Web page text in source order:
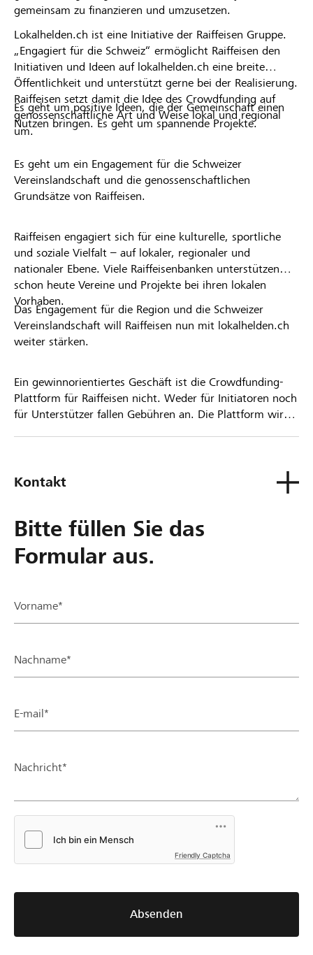
gemeinsam zu finanzieren und umzusetzen.
Lokalhelden.ch ist eine Initiative der Raiffeisen Gruppe.
„Engagiert für die Schweiz“ ermöglicht Raiffeisen den
Initiativen und Ideen auf lokalhelden.ch eine breite
Öffentlichkeit und unterstützt gerne bei der Realisierung.
Raiffeisen setzt damit die Idee des Crowdfunding auf
genossenschaftliche Art und Weise lokal und regional
um.
Es geht um positive Ideen, die der Gemeinschaft einen
Nutzen bringen. Es geht um spannende Projekte.
Es geht um ein Engagement für die Schweizer
Vereinslandschaft und die genossenschaftlichen
Grundsätze von Raiffeisen.
Raiffeisen engagiert sich für eine kulturelle, sportliche
und soziale Vielfalt – auf lokaler, regionaler und
nationaler Ebene. Viele Raiffeisenbanken unterstützen
schon heute Vereine und Projekte bei ihren lokalen
Vorhaben.
Das Engagement für die Region und die Schweizer
Vereinslandschaft will Raiffeisen nun mit lokalhelden.ch
weiter stärken.
Ein gewinnorientiertes Geschäft ist die Crowdfunding-
Plattform für Raiffeisen nicht. Weder für Initiatoren noch
für Unterstützer fallen Gebühren an. Die Plattform wird
Kontakt
Bitte füllen Sie das
Formular aus.
Vorname*
Nachname*
E-mail*
Nachricht*
Friendly Captcha
Absenden